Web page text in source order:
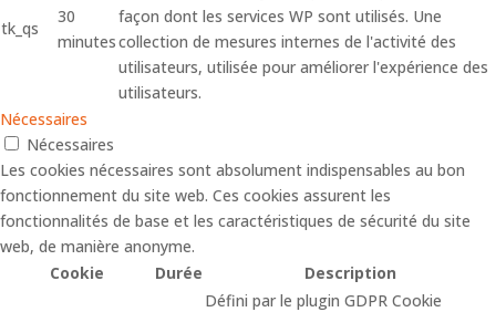
tk_qs
30
minutes
façon dont les services WP sont utilisés. Une
collection de mesures internes de l'activité des
utilisateurs, utilisée pour améliorer l'expérience des
utilisateurs.
Nécessaires
Nécessaires
Les cookies nécessaires sont absolument indispensables au bon
fonctionnement du site web. Ces cookies assurent les
fonctionnalités de base et les caractéristiques de sécurité du site
web, de manière anonyme.
Cookie
Durée Description
Défini par le plugin GDPR Cookie